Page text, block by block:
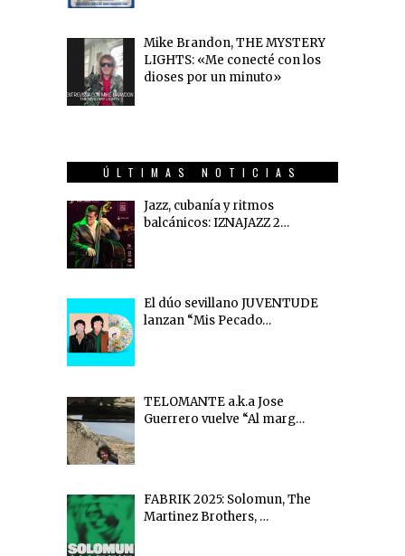
Mike Brandon, THE MYSTERY
LIGHTS: «Me conecté con los
dioses por un minuto»
ÚLTIMAS NOTICIAS
Jazz, cubanía y ritmos
balcánicos: IZNAJAZZ 2…
El dúo sevillano JUVENTUDE
lanzan “Mis Pecado…
TELOMANTE a.k.a Jose
Guerrero vuelve “Al marg…
FABRIK 2025: Solomun, The
Martinez Brothers, …